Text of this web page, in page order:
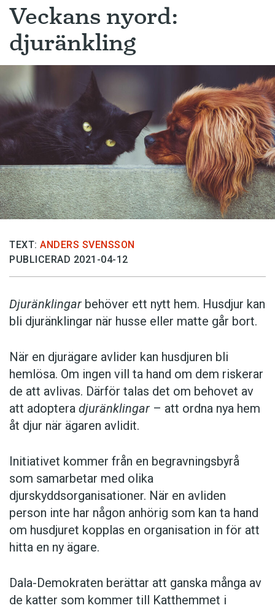
Veckans nyord:
djuränkling
TEXT: ANDERS SVENSSON
PUBLICERAD 2021-04-12
Djuränklingar behöver ett nytt hem. Husdjur kan
bli djuränklingar när husse eller matte går bort.
När en djurägare avlider kan husdjuren bli
hemlösa. Om ingen vill ta hand om dem riskerar
de att avlivas. Därför talas det om behovet av
att adoptera djuränklingar – att ordna nya hem
åt djur när ägaren avlidit.
Initiativet kommer från en begravningsbyrå
som samarbetar med olika
djurskyddsorganisationer. När en avliden
person inte har någon anhörig som kan ta hand
om husdjuret kopplas en organisation in för att
hitta en ny ägare.
Dala-Demokraten berättar att ganska många av
de katter som kommer till Katthemmet i